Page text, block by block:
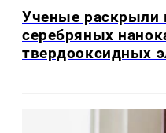
Ученые раскрыли
серебряных
твердооксидных